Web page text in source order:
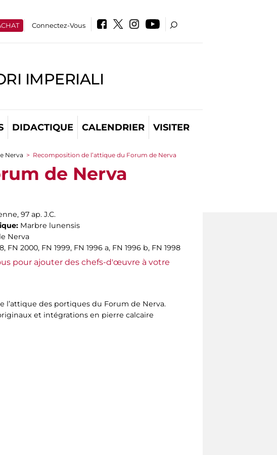
Connectez-Vous
IMPERIALI
DIDACTIQUE CALENDRIER VISITER
Nerva > Recomposition de l’attique du Forum de Nerva
de Nerva
97 ap. J.C.
Marbre lunensis
Nerva
FN 2000, FN 1999, FN 1996 a, FN 1996 b, FN 1998
pour ajouter des chefs-d'œuvre à votre
l’attique des portiques du Forum de Nerva.
et intégrations en pierre calcaire